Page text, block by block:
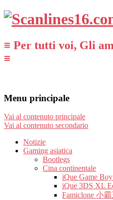
≡ Per tutti voi, Gli
≡
Menu principale
Vai al contenuto principale
Vai al contenuto secondario
Notizie
Gaming asiatica
Bootlegs
Cina continentale
iQue Game
iQue 3DS XL
Famiclone 小霸